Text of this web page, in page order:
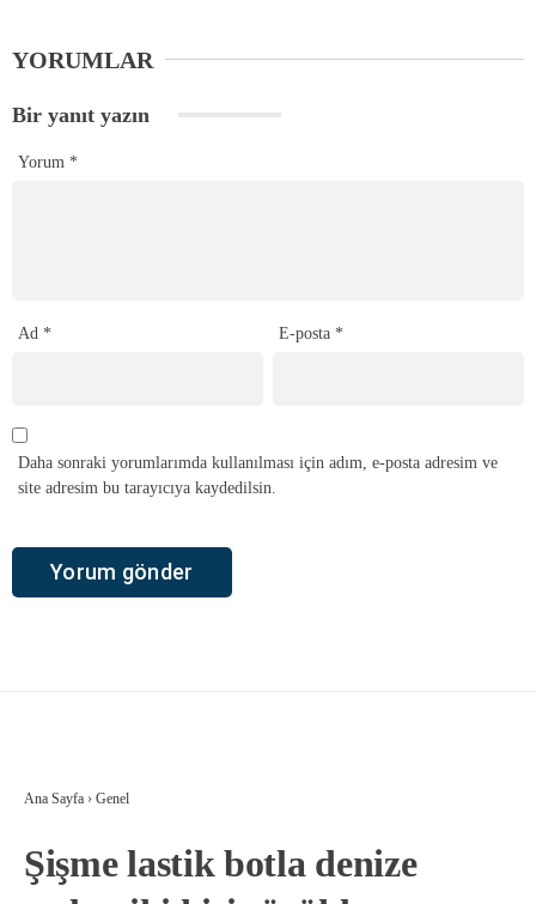
YORUMLAR
Bir yanıt yazın
Yorum *
Ad * E-posta *
Daha sonraki yorumlarımda kullanılması için adım, e-posta adresim ve
site adresim bu tarayıcıya kaydedilsin.
Ana Sayfa › Genel
Şişme lastik botla denize